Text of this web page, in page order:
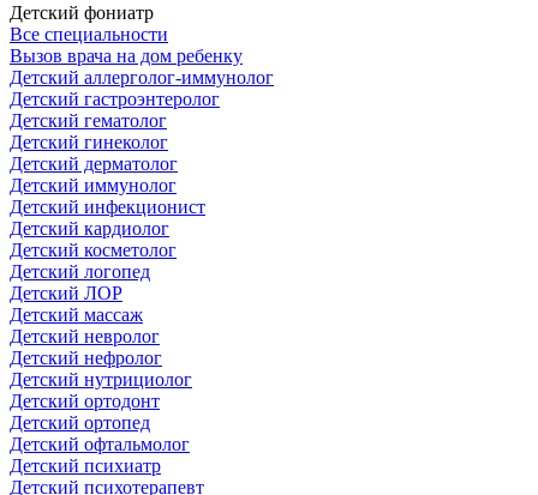
Детский фониатр
Все специальности
Вызов врача на дом ребенку
Детский аллерголог-иммунолог
Детский гастроэнтеролог
Детский гематолог
Детский гинеколог
Детский дерматолог
Детский иммунолог
Детский инфекционист
Детский кардиолог
Детский косметолог
Детский логопед
Детский ЛОР
Детский массаж
Детский невролог
Детский нефролог
Детский нутрициолог
Детский ортодонт
Детский ортопед
Детский офтальмолог
Детский психиатр
Детский психотерапевт